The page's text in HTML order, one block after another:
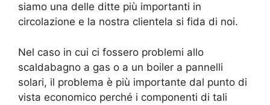
siamo una delle ditte più importanti in
circolazione e la nostra clientela si fida di noi.
Nel caso in cui ci fossero problemi allo
scaldabagno a gas o a un boiler a pannelli
solari, il problema è più importante dal punto di
vista economico perché i componenti di tali